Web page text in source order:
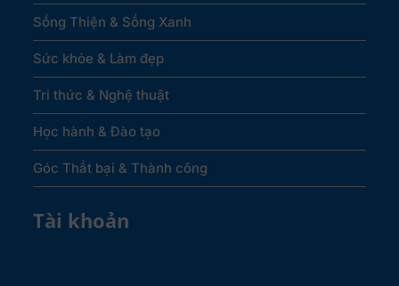
Sống Thiện & Sống Xanh
Sức khỏe & Làm đẹp
Tri thức & Nghệ thuật
Học hành & Đào tạo
Góc Thất bại & Thành công
Tài khoản